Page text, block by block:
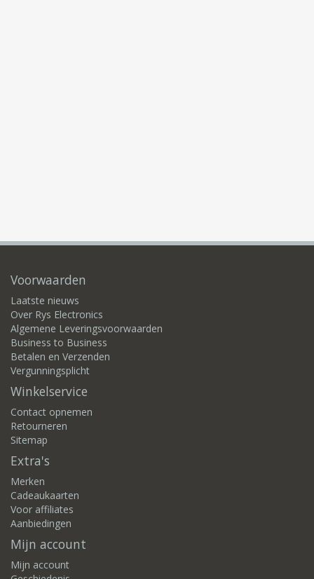
Voorwaarden
Laatste nieuws
Over Rys Electronics
Algemene Leveringsvoorwaarden
Business to Business
Betalen en Verzenden
Vergunningsplicht
Winkelservice
Contact opnemen
Retourneren
Sitemap
Extra's
Merken
Cadeaukaarten
Voor affiliates
Aanbiedingen
Mijn account
Mijn account